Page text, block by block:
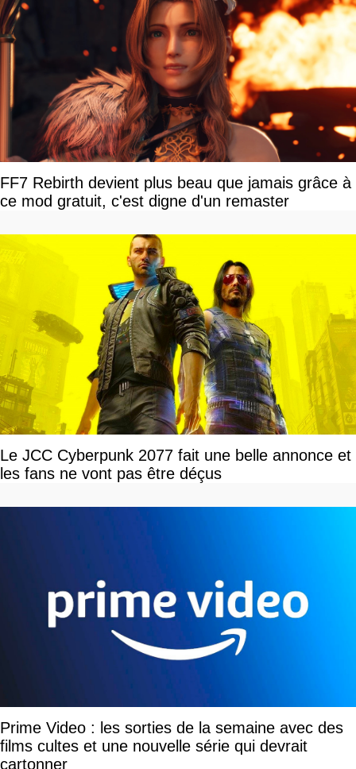
FF7 Rebirth devient plus beau que jamais grâce à
ce mod gratuit, c'est digne d'un remaster
Le JCC Cyberpunk 2077 fait une belle annonce et
les fans ne vont pas être déçus
Prime Video : les sorties de la semaine avec des
films cultes et une nouvelle série qui devrait
cartonner